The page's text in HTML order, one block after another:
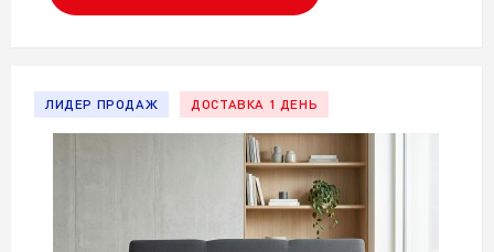
ЛИДЕР ПРОДАЖ ДОСТАВКА 1 ДЕНЬ